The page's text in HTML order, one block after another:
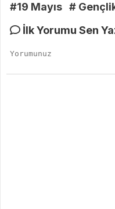
#19 Mayıs #
İlk Yorumu Sen